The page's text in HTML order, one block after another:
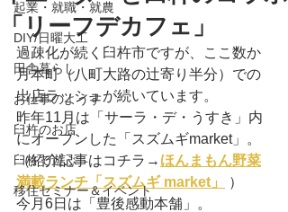
起業・就職・就農
DIY/日曜大工
田舎暮らし
お仕事のようす
臼杵のお店
臼杵で遊ぶ
移住セミナー＆イベント
「リーフデカフェ」
過疎化が続く臼杵市ですが、ここ数か
月本町（八町大路の辻寄り半分）での
出店ラッシュが続いています。
昨年11月は「サーラ・デ・うすき」内
にオープンした「スズムギmarket」。
（紹介記事はコチラ→ ほんまもん野菜
満載ランチ「スズムギ market」
）
今月6日は「豊後感動本舗」。